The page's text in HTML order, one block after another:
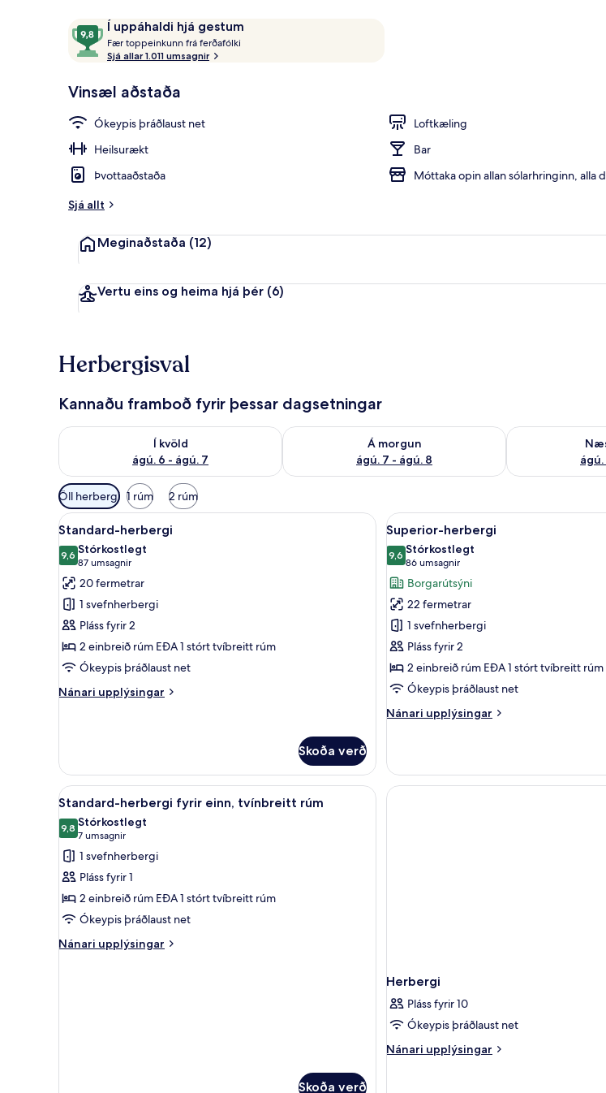
UmsagnirÍ uppáhaldi hjá gestum
9,8
af
10,
uppáhaldi
gestum
Fær toppeinkunn frá ferðafólki
n
r
f
Sjá allar 1.011 umsagnir
Vinsæl aðstaða
Ókeypis þráðlaust net
Loftkæling
Heilsurækt
Bar
Þvottaaðstaða
Móttaka opin allan sólarhringinn, alla
Sjá allt
Meginaðstaða (12)
Vertu eins og heima hjá þér (6)
Herbergisval
Kannaðu framboð fyrir þessar dagsetningar
Í kvöld
ágú. 6 - ágú. 7
Athuga framboð í kvöld ágú. 6 - ágú. 7
Á morgun
ágú. 7 - ágú. 8
Athuga framboð á morgun ágú. 7 - ágú. 8Athuga framboð
Síur
í
boði
fyrir
herbergi
Öll herbergi 1 rúm 2 rúm
Skoða
allar
myndir
fyrir
Standard-
herbergi
Míníbar, öryggishólf í herbergi, skrifborð, hljóðeinangrun
20
Standard-herbergi
9,69,6 af 10
Stórkostlegt
87 umsagnir
(87
umsagnir)
20 fermetrar
1 svefnherbergi
Pláss fyrir 2
2 einbreið rúm EÐA 1 stórt tvíbreitt rúm
Ókeypis þráðlaust net
Nánari upplýsingar
Nánari
Skoða verð
Skoða
allar
myndir
fyrir
Superior-
herbergi
Superior-
14
Superior-herbergi
9,69,6 af 10
Stórkostlegt
86 umsagnir
(86
umsagnir)
Borgarútsýni
22 fermetrar
1 svefnherbergi
Pláss fyrir 2
2 einbreið rúm EÐA 1 stórt tvíbreitt rúm
Ókeypis þráðlaust net
Nánari upplýsingar
Nánari
herbergi
Skoða
allar
myndir
fyrir
Standard-
herbergi
fyrir
einn,
tvínbreitt
Míníbar, öryggishólf í herbergi, skrifborð, hljóðeinangrun
4
Standard-herbergi fyrir einn, tvínbreitt rúm
9,89,8 af 10
Stórkostlegt
7 umsagnir
(7
umsagnir)
1 svefnherbergi
Pláss fyrir 1
2 einbreið rúm EÐA 1 stórt tvíbreitt rúm
Ókeypis þráðlaust net
Nánari upplýsingar
Nánari
Skoða verð
Herbergi
Pláss fyrir 10
Ókeypis þráðlaust net
Nánari upplýsingar
Nánari